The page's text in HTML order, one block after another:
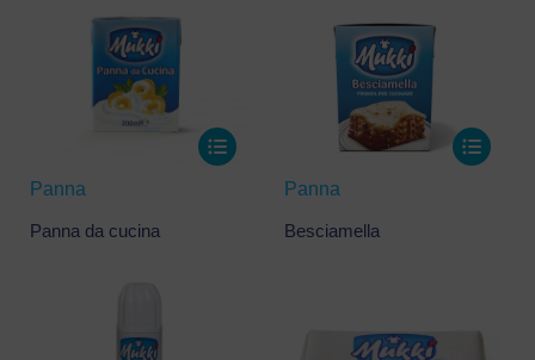
Panna
Panna da cucina
Panna
Besciamella